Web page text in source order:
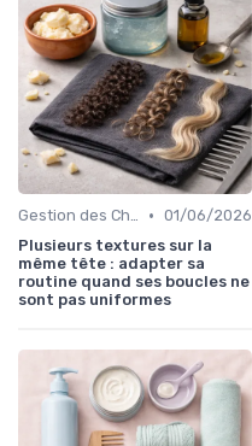
Gestion des Cheveux Texturés au Quotidien • 01/06/2026
Plusieurs textures sur la
même tête : adapter sa
routine quand ses boucles ne
sont pas uniformes